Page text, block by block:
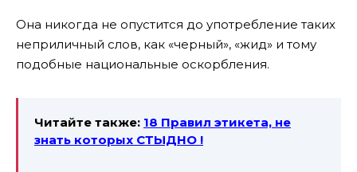
Она никогда не опустится до употребление таких
неприличный слов, как «черный», «жид» и тому
подобные национальные оскорбления.
Читайте также: 18 Правил этикета, не
знать которых СТЫДНО !